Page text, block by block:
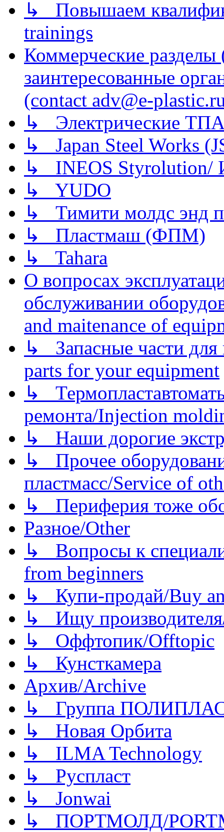
↳ Повышаем
trainings
Коммерческие
заинтересованные
(contact adv@e-
↳ Электрические
↳ Japan Steel Works
↳ INEOS
↳ YUDO
↳ Тимити молдс энд
↳ Пластмаш (ФПМ)
↳ Tahara
О вопросах
обслуживании
and maitenance of
↳ Запасные части для
parts for your equipment
↳
ремонта/Injection
↳ Наши дорогие
↳ Прочее
пластмасс/Service of
↳ Периферия тоже
Разное/Other
↳ Вопросы к
from beginners
↳ Купи-продай/Buy
↳ Ищу
↳ Оффтопик/Offtopic
↳ Кунсткамера
Архив/Archive
↳ Группа
↳ Новая Орбита
↳ ILMA Technology
↳ Руспласт
↳ Jonwai
↳ ПОРТМОЛД/